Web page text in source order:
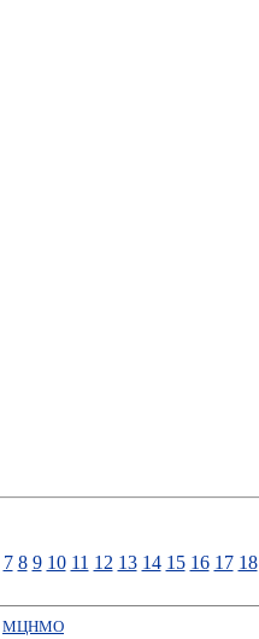
7 8 9 10 11 12 13 14 15 16 17 18
МЦНМО